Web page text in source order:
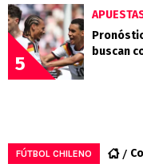
5
buscan
FÚTBOL CHILENO